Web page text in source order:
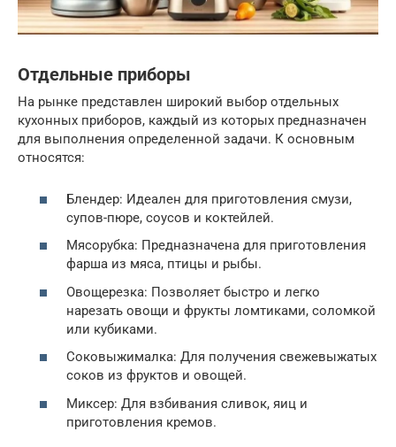
Отдельные приборы
На рынке представлен широкий выбор отдельных
кухонных приборов, каждый из которых предназначен
для выполнения определенной задачи. К основным
относятся:
Блендер: Идеален для приготовления смузи,
супов-пюре, соусов и коктейлей.
Мясорубка: Предназначена для приготовления
фарша из мяса, птицы и рыбы.
Овощерезка: Позволяет быстро и легко
нарезать овощи и фрукты ломтиками, соломкой
или кубиками.
Соковыжималка: Для получения свежевыжатых
соков из фруктов и овощей.
Миксер: Для взбивания сливок, яиц и
приготовления кремов.